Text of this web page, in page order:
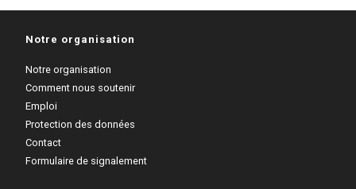
Notre organisation
Notre organisation
Comment nous soutenir
Emploi
Protection des données
Contact
Formulaire de signalement